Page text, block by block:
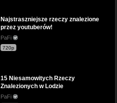
Najstraszniejsze rzeczy znalezione
przez youtuberów!
PaFi
720p
15 Niesamowitych Rzeczy
Znalezionych w Lodzie
PaFi